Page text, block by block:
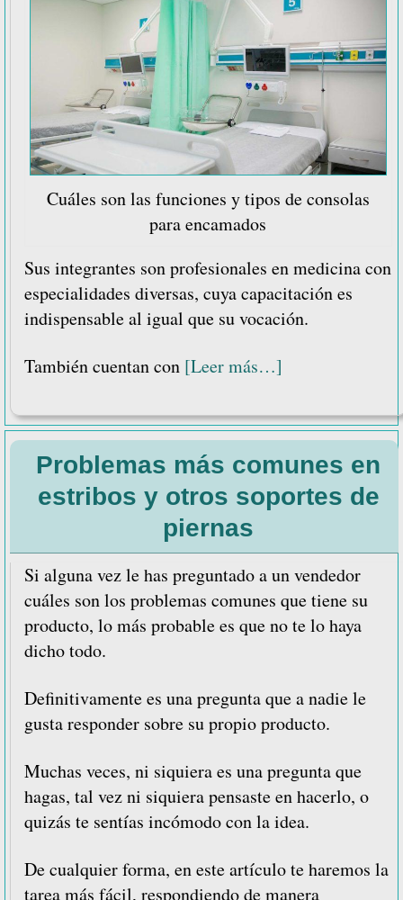
Cuáles son las funciones y tipos de consolas
para encamados
Sus integrantes son profesionales en medicina con
especialidades diversas, cuya capacitación es
indispensable al igual que su vocación.
También cuentan con [Leer más…]
Cuáles
son
las
funciones
de
consolas
para
encamados
Problemas más comunes en
estribos y otros soportes de
piernas
Si alguna vez le has preguntado a un vendedor
cuáles son los problemas comunes que tiene su
producto, lo más probable es que no te lo haya
dicho todo.
Definitivamente es una pregunta que a nadie le
gusta responder sobre su propio producto.
Muchas veces, ni siquiera es una pregunta que
hagas, tal vez ni siquiera pensaste en hacerlo, o
quizás te sentías incómodo con la idea.
De cualquier forma, en este artículo te haremos la
tarea más fácil, respondiendo de manera